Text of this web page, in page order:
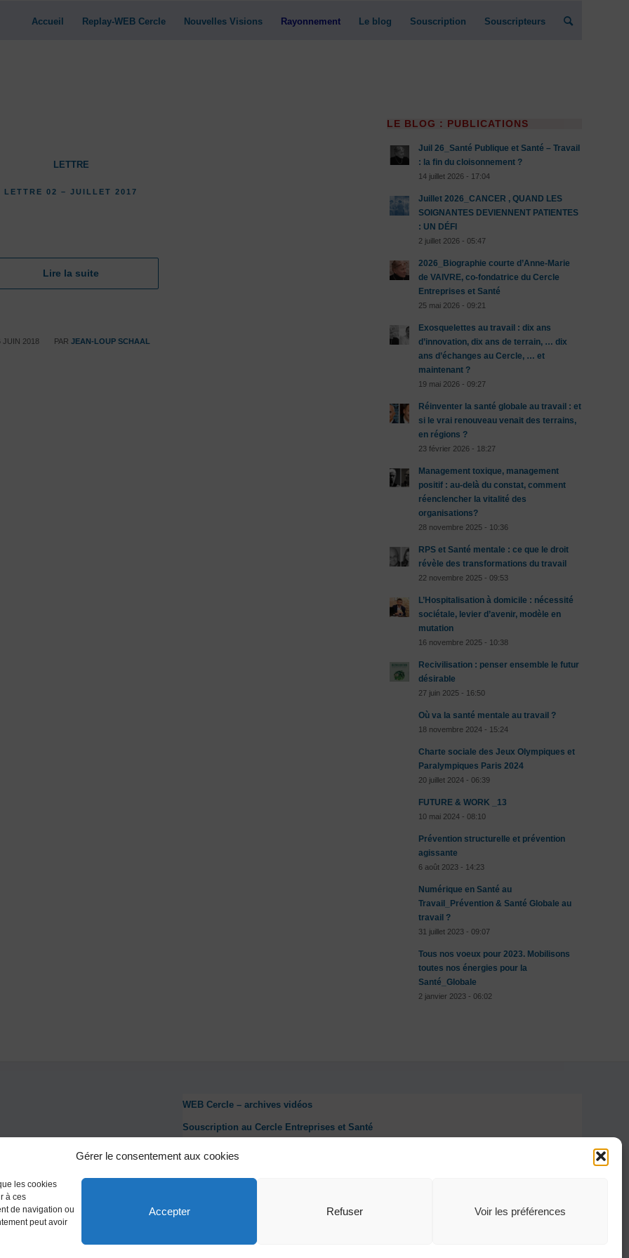
Gérer le consentement aux cookies
les cookies
à ces
de navigation ou
peut avoir
Accepter Refuser Voir les préférences
Accueil Replay-WEB Cercle Nouvelles Visions Rayonnement Le blog Souscription Souscripteurs
LETTRE
LETTRE 02 – JUILLET 2017
Lire la suite
JUIN 2018
/ PAR JEAN-LOUP SCHAAL
LE BLOG : PUBLICATIONS
Juil 26_Santé Publique et Santé – Travail
: la fin du cloisonnement ?
14 juillet 2026 - 17:04
Juillet 2026_CANCER , QUAND LES
SOIGNANTES DEVIENNENT PATIENTES
: UN DÉFI
2 juillet 2026 - 05:47
2026_Biographie courte d’Anne-Marie
de VAIVRE, co-fondatrice du Cercle
Entreprises et Santé
25 mai 2026 - 09:21
Exosquelettes au travail : dix ans
d’innovation, dix ans de terrain, … dix
ans d’échanges au Cercle, … et
maintenant ?
19 mai 2026 - 09:27
Réinventer la santé globale au travail : et
si le vrai renouveau venait des terrains,
en régions ?
23 février 2026 - 18:27
Management toxique, management
positif : au-delà du constat, comment
réenclencher la vitalité des
organisations?
28 novembre 2025 - 10:36
RPS et Santé mentale : ce que le droit
révèle des transformations du travail
22 novembre 2025 - 09:53
L’Hospitalisation à domicile : nécessité
sociétale, levier d’avenir, modèle en
mutation
16 novembre 2025 - 10:38
Recivilisation : penser ensemble le futur
désirable
27 juin 2025 - 16:50
Où va la santé mentale au travail ?
18 novembre 2024 - 15:24
Charte sociale des Jeux Olympiques et
Paralympiques Paris 2024
20 juillet 2024 - 06:39
FUTURE & WORK _13
10 mai 2024 - 08:10
Prévention structurelle et prévention
agissante
6 août 2023 - 14:23
Numérique en Santé au
Travail_Prévention & Santé Globale au
travail ?
31 juillet 2023 - 09:07
Tous nos voeux pour 2023. Mobilisons
toutes nos énergies pour la
Santé_Globale
2 janvier 2023 - 06:02
WEB Cercle – archives vidéos
Souscription au Cercle Entreprises et Santé
Nous contacter
Politique de cookies (UE)
Conditions générales